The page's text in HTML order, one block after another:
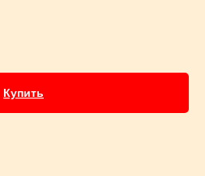
Купить